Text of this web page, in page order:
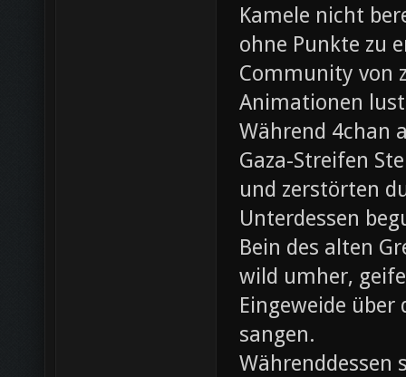
Kamele nicht
ohne Punkte zu
Community von
Animationen
Während 4chan
Gaza-Streifen
und zerstörten
Unterdessen
Bein des alten
wild umher,
Eingeweide
sangen.
Währenddessen